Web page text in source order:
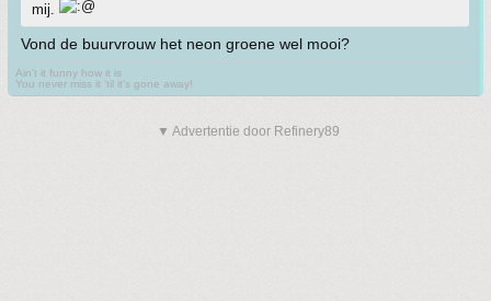
mij.
Vond de buurvrouw het neon groene wel mooi?
Ain't it funny how it is
You never miss it 'til it's gone away!
▼ Advertentie door Refinery89